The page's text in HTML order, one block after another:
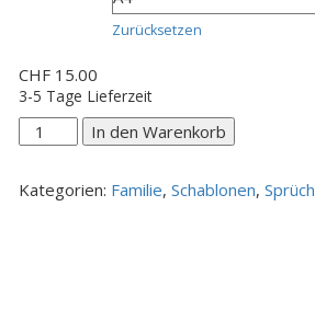
CHF 20.00
Zurücksetzen
CHF 15.00
3-5 Tage Lieferzeit
Am
Ende
Tages
In den Warenkorb
Kategorien: Familie, Schablonen,